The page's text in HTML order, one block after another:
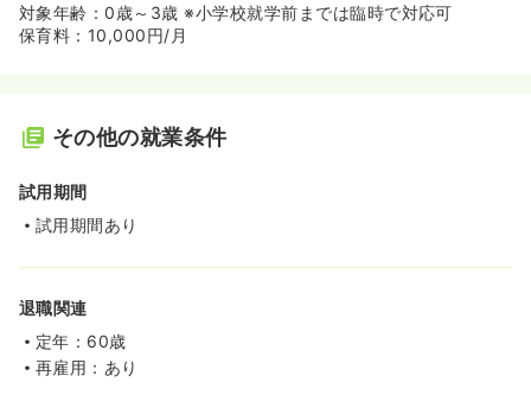
対象年齢：0歳～3歳 ※小学校就学前までは臨時で対応可
保育料：10,000円/月
その他の就業条件
試用期間
試用期間あり
退職関連
定年：60歳
再雇用：あり